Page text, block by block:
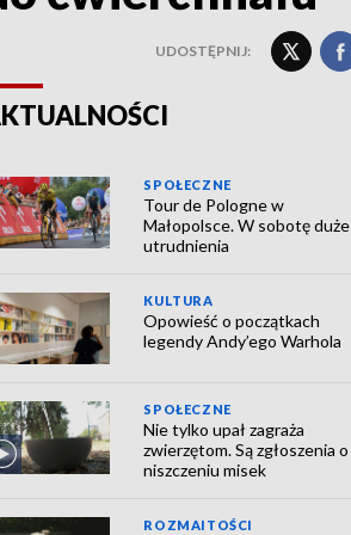
UDOSTĘPNIJ:
SPOŁECZNE
Tour de Pologne w
Małopolsce. W sobotę duże
utrudnienia
KULTURA
Opowieść o początkach
legendy Andy’ego Warhola
SPOŁECZNE
Nie tylko upał zagraża
zwierzętom. Są zgłoszenia o
niszczeniu misek
ROZMAITOŚCI